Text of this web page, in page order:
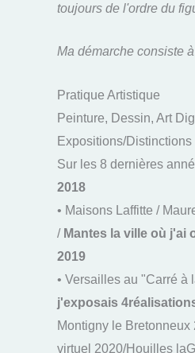
toujours de l'ordre du
Ma démarche consiste
Pratique Artistique
Peinture, Dessin, Art
Expositions/Distinctions
Sur les 8 dernières
2018
• Maisons Laffitte /
/ Mantes la ville où j'ai
2019
• Versailles au "Carré à
j'exposais
Montigny le
virtuel 2020/Houilles